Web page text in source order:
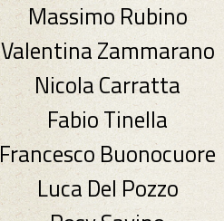
Massimo Rubino
Valentina Zammarano
Nicola Carratta
Fabio Tinella
Francesco Buonocuore
Luca Del Pozzo